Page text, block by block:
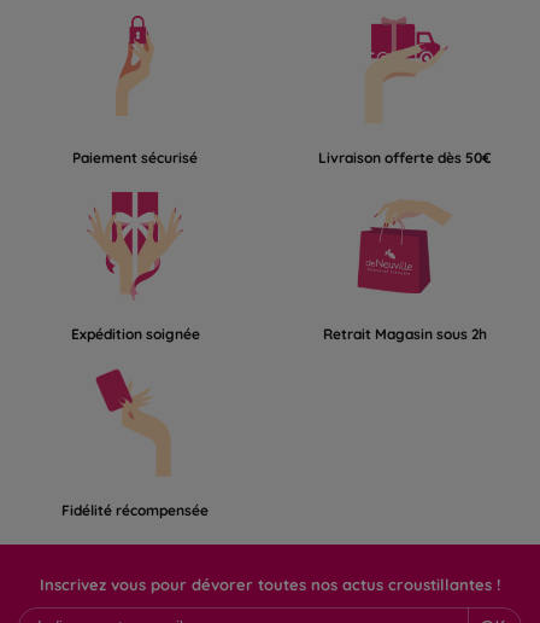
Paiement sécurisé Livraison offerte dès 50€
Expédition soignée Retrait Magasin sous 2h
Fidélité récompensée
Inscrivez vous pour dévorer toutes nos actus croustillantes !